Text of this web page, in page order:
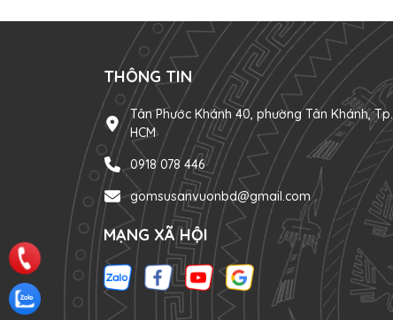
THÔNG TIN
Tân Phước Khánh 40, phường Tân Khánh, Tp.
HCM
0918 078 446
gomsusanvuonbd@gmail.com
MẠNG XÃ HỘI